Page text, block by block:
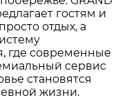
гостям и
отдых, а
где современные
сервис
становятся
жизни.